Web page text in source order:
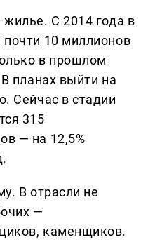
С 2014 года в
почти 10 миллионов
в прошлом
планах выйти на
Сейчас в стадии
315
— на 12,5%
В отрасли не
—
каменщиков.